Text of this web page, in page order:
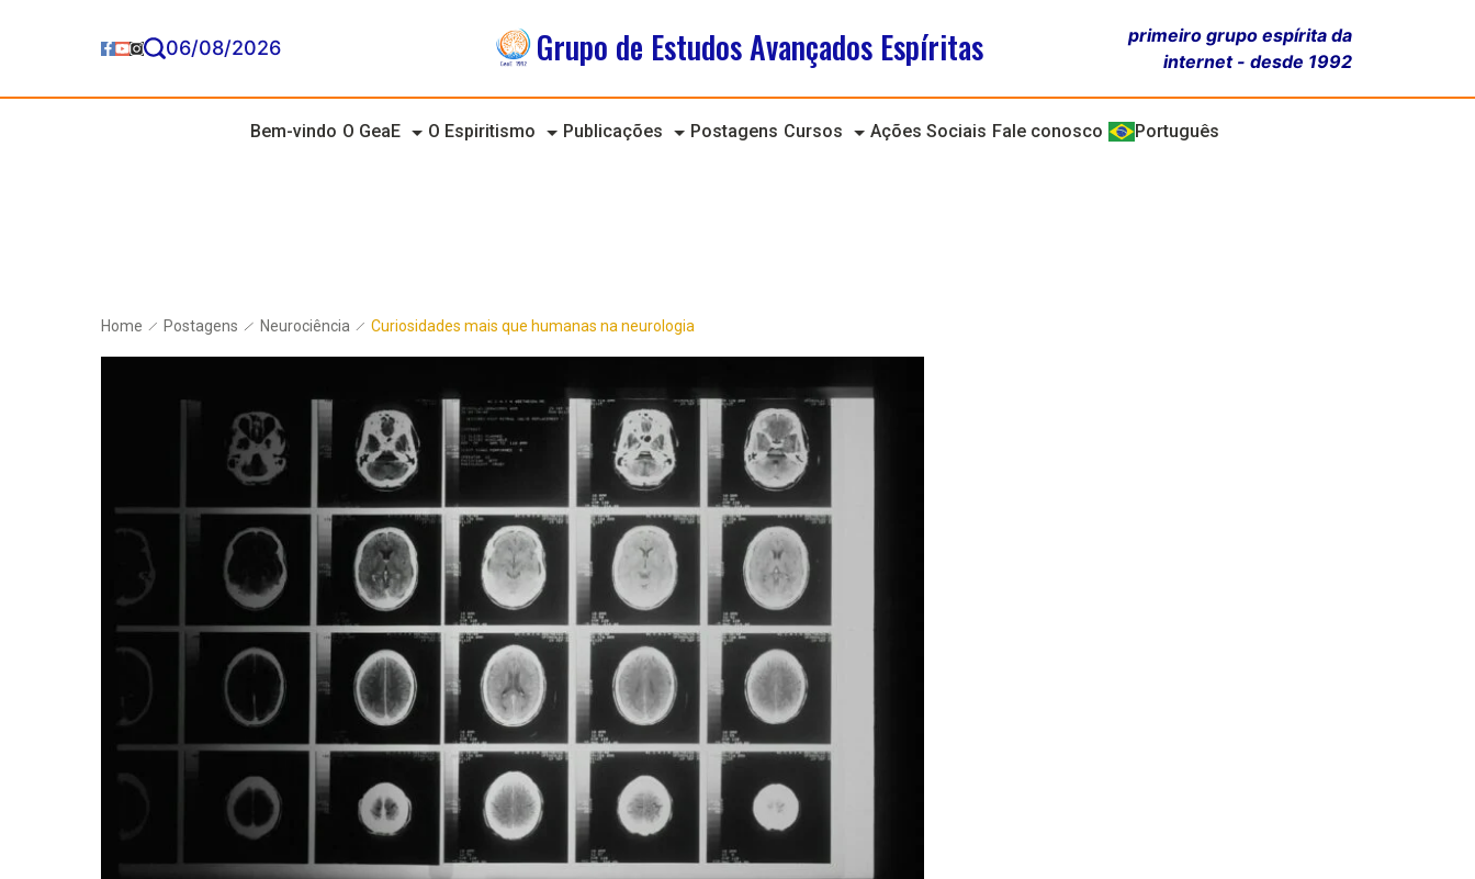
06/08/2026 Grupo de Estudos Avançados Espíritas
primeiro grupo espírita da
internet - desde 1992
Bem-vindo O GeaE O Espiritismo Publicações Postagens Cursos Ações Sociais Fale conosco Português
Home Postagens Neurociência Curiosidades mais que humanas na neurologia